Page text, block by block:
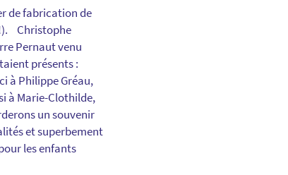
de fabrication de
!). Christophe
Pernaut venu
présents :
à Philippe Gréau,
à Marie-Clothilde,
un souvenir
et superbement
les enfants